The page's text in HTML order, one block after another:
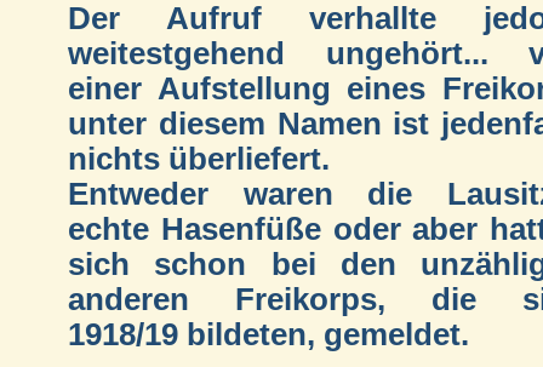
Der Aufruf verhallte
weitestgehend ungehört...
einer Aufstellung eines
unter diesem Namen ist
nichts überliefert.
Entweder waren die
echte Hasenfüße oder aber
sich schon bei den
anderen Freikorps, die
1918/19 bildeten, gemeldet.